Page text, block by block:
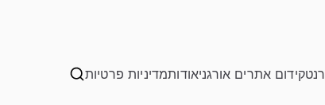
קידום אתרים אורגניאודותמדיניות פרטיות